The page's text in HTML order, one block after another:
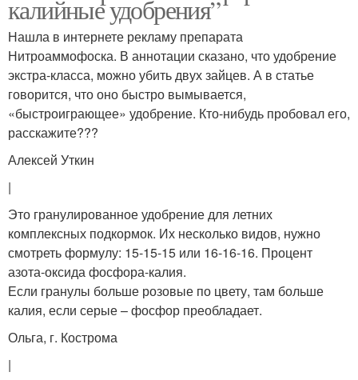
калийные удобрения”
Нашла в интернете рекламу препарата
Нитроаммофоска. В аннотации сказано, что удобрение
экстра-класса, можно убить двух зайцев. А в статье
говорится, что оно быстро вымывается,
«быстроиграющее» удобрение. Кто-нибудь пробовал его,
расскажите???
Алексей Уткин
|
Это гранулированное удобрение для летних
комплексных подкормок. Их несколько видов, нужно
смотреть формулу: 15-15-15 или 16-16-16. Процент
азота-оксида фосфора-калия.
Если гранулы больше розовые по цвету, там больше
калия, если серые – фосфор преобладает.
Ольга, г. Кострома
|